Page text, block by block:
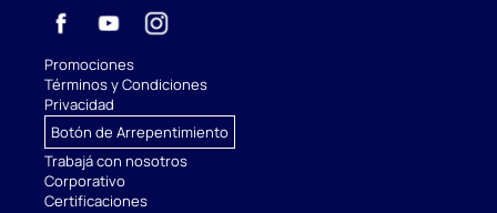
Promociones
Términos y Condiciones
Privacidad
Botón de Arrepentimiento
Trabajá con nosotros
Corporativo
Certificaciones